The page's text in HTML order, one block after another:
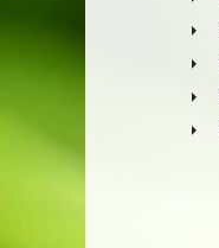
►
►
►
►